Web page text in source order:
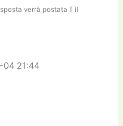
verrà postata lì il
04 21:44